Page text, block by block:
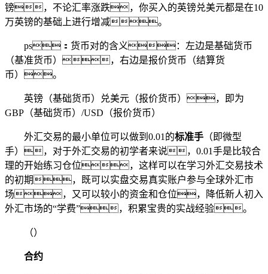
镑，不论汇率涨跌，你买入的英镑兑美元都是在10
万英镑的基础上进行增减。
ps：货币对的含义：左边是基础货币
（基准货币），右边是报价货币（结算货
币）。
英镑（基础货币）兑美元（报价货币），即为
GBP（基础货币）/USD（报价货币）
外汇交易的最小单位可以做到0.01的标准手 （即微型
手），对于外汇交易的初学者来说，0.01手是比较合
理的开始练习仓位，这样可以在学习外汇交易技术
的初期，既可以实盘交易真实账户参与全球外汇市
场，又可以较小的资金和仓位，降低新人初入
外汇市场的“学费”，积累宝贵的实战经验。
（）
合约